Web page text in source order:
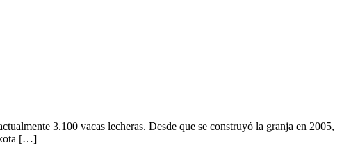
3.100 vacas lecheras. Desde que se construyó la granja en 2005,
[…]